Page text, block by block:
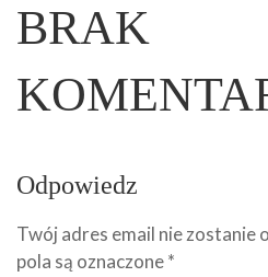
BRAK
Odpowiedz
Twój adres email nie zostanie
pola są oznaczone*